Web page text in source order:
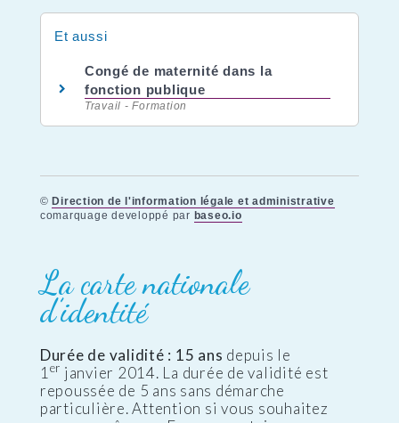
Et aussi
Congé de maternité dans la
fonction publique
Travail - Formation
©Direction de l'information légale et administrative
comarquage developpé par baseo.io
La carte nationale
d’identité
Durée de validité : 15 ans depuis le
1 er janvier 2014. La durée de validité est
repoussée de 5 ans sans démarche
particulière. Attention si vous souhaitez